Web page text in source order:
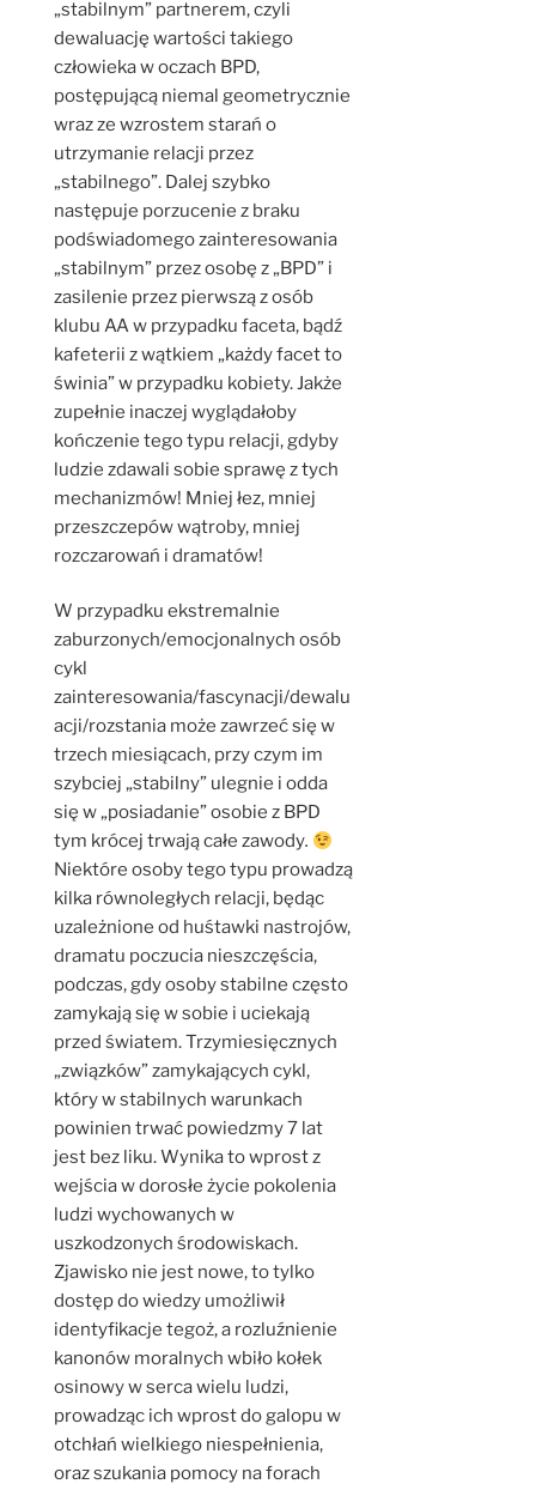
„stabilnym” partnerem, czyli
dewaluację wartości takiego
człowieka w oczach BPD,
postępującą niemal geometrycznie
wraz ze wzrostem starań o
utrzymanie relacji przez
„stabilnego”. Dalej szybko
następuje porzucenie z braku
podświadomego zainteresowania
„stabilnym” przez osobę z „BPD” i
zasilenie przez pierwszą z osób
klubu AA w przypadku faceta, bądź
kafeterii z wątkiem „każdy facet to
świnia” w przypadku kobiety. Jakże
zupełnie inaczej wyglądałoby
kończenie tego typu relacji, gdyby
ludzie zdawali sobie sprawę z tych
mechanizmów! Mniej łez, mniej
przeszczepów wątroby, mniej
rozczarowań i dramatów!
W przypadku ekstremalnie
zaburzonych/emocjonalnych osób
cykl
zainteresowania/fascynacji/dewalu
acji/rozstania może zawrzeć się w
trzech miesiącach, przy czym im
szybciej „stabilny” ulegnie i odda
się w „posiadanie” osobie z BPD
tym krócej trwają całe zawody.
Niektóre osoby tego typu prowadzą
kilka równoległych relacji, będąc
uzależnione od huśtawki nastrojów,
dramatu poczucia nieszczęścia,
podczas, gdy osoby stabilne często
zamykają się w sobie i uciekają
przed światem. Trzymiesięcznych
„związków” zamykających cykl,
który w stabilnych warunkach
powinien trwać powiedzmy 7 lat
jest bez liku. Wynika to wprost z
wejścia w dorosłe życie pokolenia
ludzi wychowanych w
uszkodzonych środowiskach.
Zjawisko nie jest nowe, to tylko
dostęp do wiedzy umożliwił
identyfikacje tegoż, a rozluźnienie
kanonów moralnych wbiło kołek
osinowy w serca wielu ludzi,
prowadząc ich wprost do galopu w
otchłań wielkiego niespełnienia,
oraz szukania pomocy na forach